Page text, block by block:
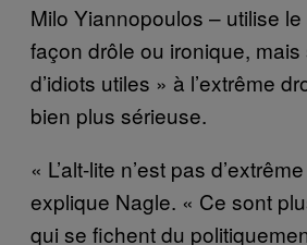
Milo Yiannopoulos – utilise
façon drôle ou ironique, mais
d’idiots utiles » à l’extrême
bien plus sérieuse.
« L’alt-lite n’est pas
explique Nagle. « Ce sont
qui se fichent du